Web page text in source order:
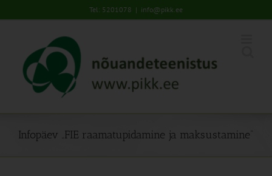
to
Tel: 5201078 | info@pikk.ee
Infopäev „FIE raamatupidamine ja maksustamine“